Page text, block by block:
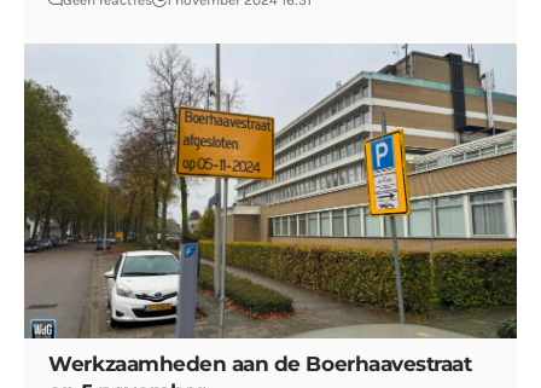
Werkzaamheden aan de Boerhaavestraat